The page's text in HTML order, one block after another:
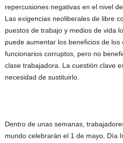
repercusiones negativas en el nivel
Las exigencias neoliberales de libre
puestos de trabajo y medios de vida
puede aumentar los beneficios de
funcionarios corruptos, pero no
clase trabajadora. La cuestión clave
necesidad de sustituirlo.
Dentro de unas semanas,
mundo celebrarán el 1 de mayo, Día